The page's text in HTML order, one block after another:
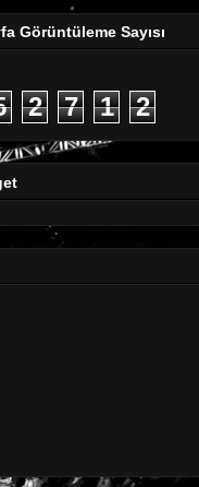
Görüntüleme Sayısı
2 7 1 2